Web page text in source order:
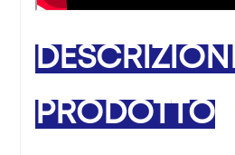
PRODOTTO